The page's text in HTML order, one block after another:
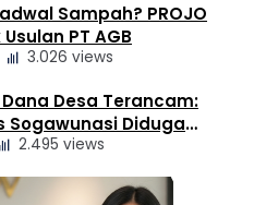
Sampah? PROJO
PT AGB
3.026 views
Desa Terancam:
Sogawunasi Diduga
untuk Warga
2.495 views